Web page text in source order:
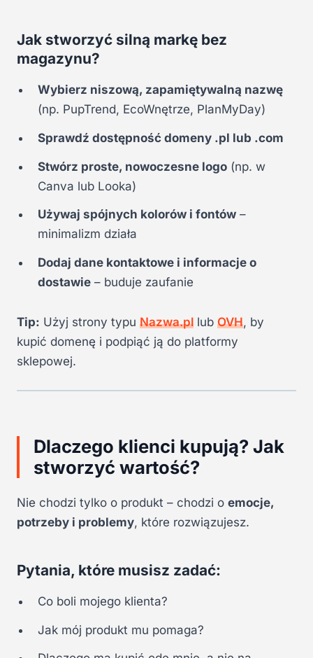
Jak stworzyć silną markę bez
magazynu?
Wybierz niszową, zapamiętywalną nazwę
(np. PupTrend, EcoWnętrze, PlanMyDay)
Sprawdź dostępność domeny .pl lub .com
Stwórz proste, nowoczesne logo (np. w
Canva lub Looka)
Używaj spójnych kolorów i fontów –
minimalizm działa
Dodaj dane kontaktowe i informacje o
dostawie – buduje zaufanie
Tip: Użyj strony typu Nazwa.pl lub OVH, by
kupić domenę i podpiąć ją do platformy
sklepowej.
Dlaczego klienci kupują? Jak
stworzyć wartość?
Nie chodzi tylko o produkt – chodzi o emocje,
potrzeby i problemy, które rozwiązujesz.
Pytania, które musisz zadać:
Co boli mojego klienta?
Jak mój produkt mu pomaga?